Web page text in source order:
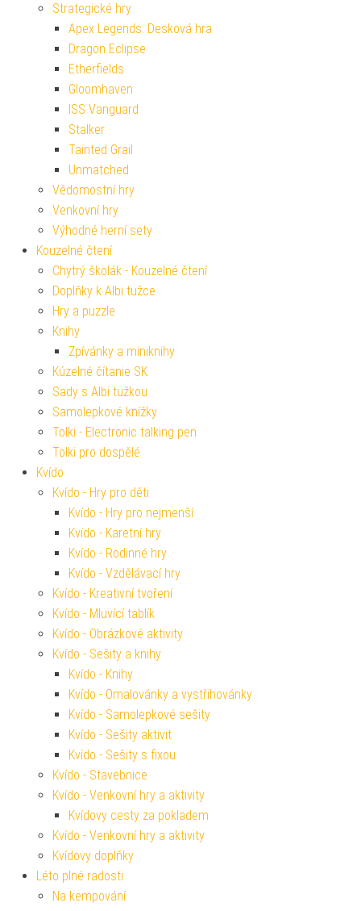
Strategické hry
Apex Legends: Desková hra
Dragon Eclipse
Etherfields
Gloomhaven
ISS Vanguard
Stalker
Tainted Grail
Unmatched
Vědomostní hry
Venkovní hry
Výhodné herní sety
Kouzelné čtení
Chytrý školák - Kouzelné čtení
Doplňky k Albi tužce
Hry a puzzle
Knihy
Zpívánky a miniknihy
Kúzelné čítanie SK
Sady s Albi tužkou
Samolepkové knížky
Tolki - Electronic talking pen
Tolki pro dospělé
Kvído
Kvído - Hry pro děti
Kvído - Hry pro nejmenší
Kvído - Karetní hry
Kvído - Rodinné hry
Kvído - Vzdělávací hry
Kvído - Kreativní tvoření
Kvído - Mluvící tablík
Kvído - Obrázkové aktivity
Kvído - Sešity a knihy
Kvído - Knihy
Kvído - Omalovánky a vystřihovánky
Kvído - Samolepkové sešity
Kvído - Sešity aktivit
Kvído - Sešity s fixou
Kvído - Stavebnice
Kvído - Venkovní hry a aktivity
Kvídovy cesty za pokladem
Kvído - Venkovní hry a aktivity
Kvídovy doplňky
Léto plné radosti
Na kempování